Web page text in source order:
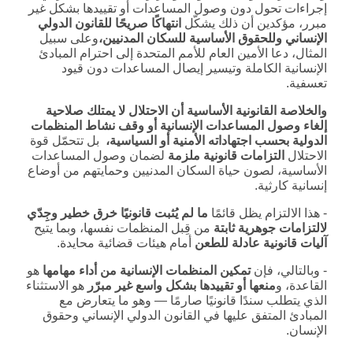
إجراءات تحول دون وصول المساعدات أو تقييدها بشكل غير
مبرر، مؤكدين أن ذلك يشكّل انتهاكًا صريحًا للقانون الدولي
الإنساني وللحقوق الأساسية للسكان المدنيين،وعلى سبيل
المثال، دعا الأمين العام للأمم المتحدة إلى احترام المبادئ
الإنسانية الكاملة وتيسير إيصال المساعدات دون قيود
تعسفية.
والخلاصة القانونية الأساسية أن الاحتلال لا يمتلك صلاحية
إلغاء وصول المساعدات الإنسانية أو وقف نشاط المنظمات
الدولية بحسب اجتهاداته الأمنية أو السياسية، بل تتحمّل قوة
الاحتلال التزامات قانونية ملزمة لضمان وصول المساعدات
الأساسية، لصون حياة السكان المدنيين وحمايتهم من أوضاع
إنسانية كارثية.
‑ هذا الالتزام يظل قائمًا ما لم يُثبت قانونيًا خرق خطير وجِدّي
لالتزامات جوهرية ثابتة من قِبل المنظمات نفسها، وبما يتيح
آليات قانونية عادلة للطعن أمام هيئات قضائية محايدة.
‑ وبالتالي، فإنتمكين المنظمات الإنسانية من أداء مهامها هو
القاعدة، ومنعها أو تقييدها بشكل واسع غير مبرّر هو الاستثناء
الذي يتطلب سندًا قانونيًا صارمًا — وهو ما يتعارض مع
المبادئ المتفق عليها في القانون الدولي الإنساني وحقوق
الإنسان.